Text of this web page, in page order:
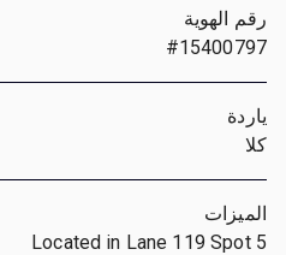
رقم الهوية
#15400797
ياردة
كلا
الميزات
Located in Lane 119 Spot 5